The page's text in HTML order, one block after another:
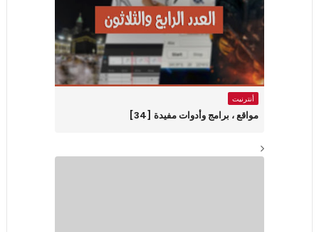
أنترنيت
مواقع ، برامج وأدوات مفيدة [34]